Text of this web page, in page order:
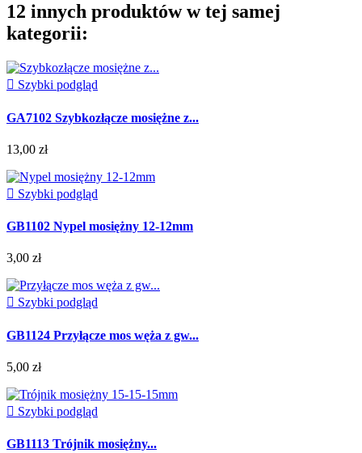
12 innych produktów w tej samej
kategorii:
 Szybki podgląd
GA7102 Szybkozłącze mosiężne z...
13,00 zł
 Szybki podgląd
GB1102 Nypel mosiężny 12-12mm
3,00 zł
 Szybki podgląd
GB1124 Przyłącze mos węża z gw...
5,00 zł
 Szybki podgląd
GB1113 Trójnik mosiężny...